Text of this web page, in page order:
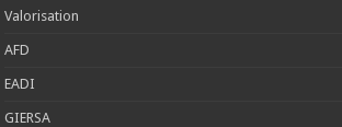
Valorisation
AFD
EADI
GIERSA